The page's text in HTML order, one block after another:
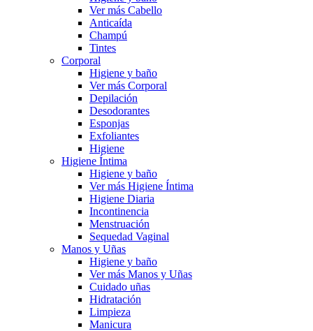
Ver más Cabello
Anticaída
Champú
Tintes
Corporal
Higiene y baño
Ver más Corporal
Depilación
Desodorantes
Esponjas
Exfoliantes
Higiene
Higiene Íntima
Higiene y baño
Ver más Higiene Íntima
Higiene Diaria
Incontinencia
Menstruación
Sequedad Vaginal
Manos y Uñas
Higiene y baño
Ver más Manos y Uñas
Cuidado uñas
Hidratación
Limpieza
Manicura